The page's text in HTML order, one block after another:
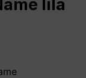
lila